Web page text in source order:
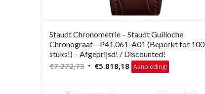
Staudt Chronometrie – Staudt Guilloche
Chronograaf – P41.061-A01 (Beperkt tot 100
stuks!) – Afgeprijsd! / Discounted!
€7.272,73 Oorspronkelijke
€5.818,18Huidige
Aanbieding!